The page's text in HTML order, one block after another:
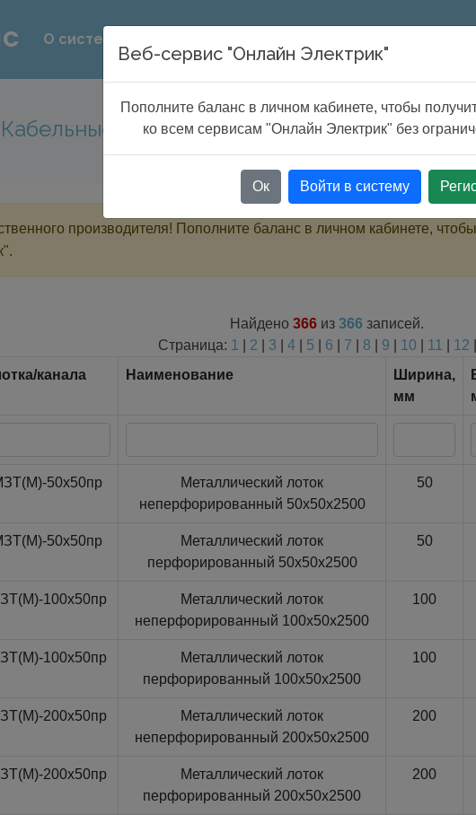
О системе
Кабельные каналы и лотки
производителя! Пополните баланс в личном кабинете,
Найдено 366 из 366 записей.
Страница: 1 2 3 4| 5 6 7 8 9 10 11 12
канала Наименование
Ширина,
мм
50x50пр
Металлический лоток
неперфорированный 50x50x2500
50
50x50пр
Металлический лоток
перфорированный 50x50x2500
50
100x50пр
Металлический лоток
неперфорированный 100x50x2500
100
100x50пр
Металлический лоток
перфорированный 100x50x2500
100
200x50пр
Металлический лоток
неперфорированный 200x50x2500
200
200x50пр
Металлический лоток
перфорированный 200x50x2500
200
Веб-сервис "Онлайн Электрик"
Пополните баланс в личном кабинете, чтобы
ко всем сервисам "Онлайн Электрик" без
Ок Войти в систему